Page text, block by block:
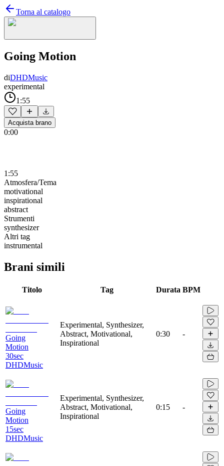
Torna al catalogo
Going Motion
diDHDMusic
experimental
1:55
Acquista brano
0:00
1:55
Atmosfera/Tema
motivational
inspirational
abstract
Strumenti
synthesizer
Altri tag
instrumental
Brani simili
Titolo Tag Durata BPM
Going
Motion
30sec
DHDMusic
Experimental, Synthesizer,
Abstract, Motivational,
Inspirational
0:30 -
Going
Motion
15sec
DHDMusic
Experimental, Synthesizer,
Abstract, Motivational,
Inspirational
0:15 -